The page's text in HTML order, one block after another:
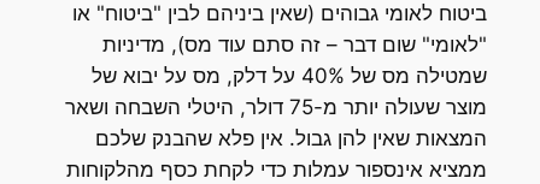
ביטוח לאומי גבוהים (שאין ביניהם לבין "ביטוח" או
"לאומי" שום דבר – זה סתם עוד מס), מדיניות
שמטילה מס של 40% על דלק, מס על יבוא של
מוצר שעולה יותר מ-75 דולר, היטלי השבחה ושאר
המצאות שאין להן גבול. אין פלא שהבנק שלכם
ממציא אינספור עמלות כדי לקחת כסף מהלקוחות